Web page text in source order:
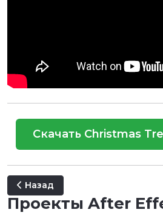
Скачать Christmas
Предыдущий: Happy New Year
Назад
Проекты After